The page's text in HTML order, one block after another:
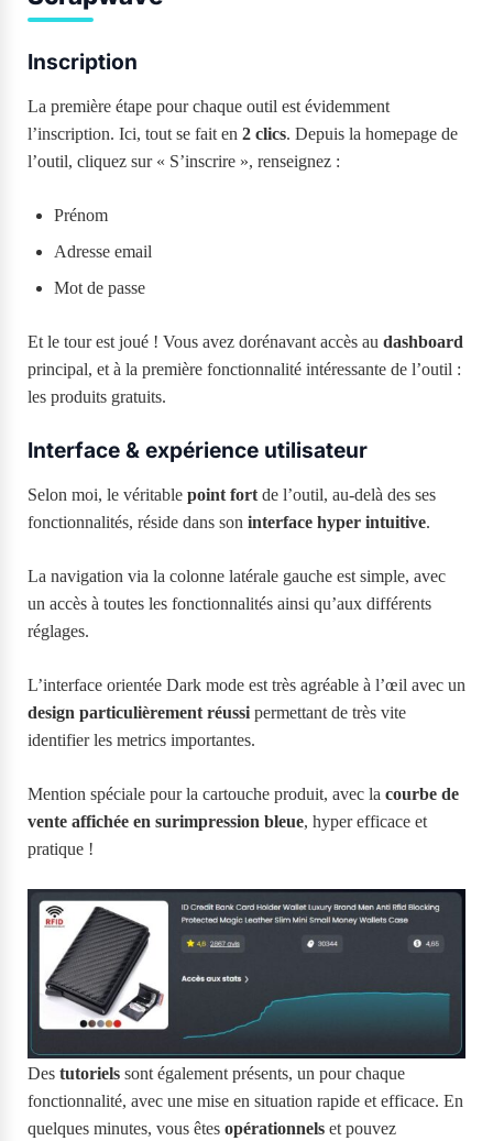
Inscription
La première étape pour chaque outil est évidemment
l’inscription. Ici, tout se fait en 2 clics. Depuis la homepage de
l’outil, cliquez sur « S’inscrire », renseignez :
Prénom
Adresse email
Mot de passe
Et le tour est joué ! Vous avez dorénavant accès au dashboard
principal, et à la première fonctionnalité intéressante de l’outil :
les produits gratuits.
Interface & expérience utilisateur
Selon moi, le véritable point fort de l’outil, au-delà des ses
fonctionnalités, réside dans son interface hyper intuitive.
La navigation via la colonne latérale gauche est simple, avec
un accès à toutes les fonctionnalités ainsi qu’aux différents
réglages.
L’interface orientée Dark mode est très agréable à l’œil avec un
design particulièrement réussi permettant de très vite
identifier les metrics importantes.
Mention spéciale pour la cartouche produit, avec la courbe de
vente affichée en surimpression bleue, hyper efficace et
pratique !
Des tutoriels sont également présents, un pour chaque
fonctionnalité, avec une mise en situation rapide et efficace. En
quelques minutes, vous êtes opérationnels et pouvez